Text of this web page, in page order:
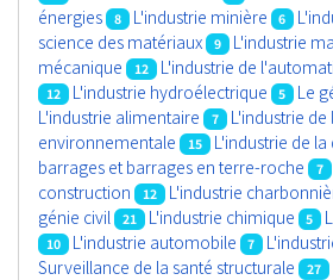
énergies
8 L'industrie minière 6
science des matériaux
9 L'industrie
mécanique
12 L'industrie de
12 L'industrie hydroélectrique 5 Le
L'industrie alimentaire 7
L'industrie
environnementale
15 L'industrie de la
barrages et barrages en terre-roche
7
construction
12 L'industrie
génie civil
21 L'industrie chimique 5
10 L'industrie automobile 7
Surveillance de la santé structurale 27